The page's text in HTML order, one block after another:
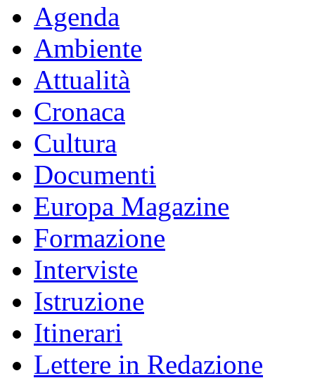
Agenda
Ambiente
Attualità
Cronaca
Cultura
Documenti
Europa Magazine
Formazione
Interviste
Istruzione
Itinerari
Lettere in Redazione